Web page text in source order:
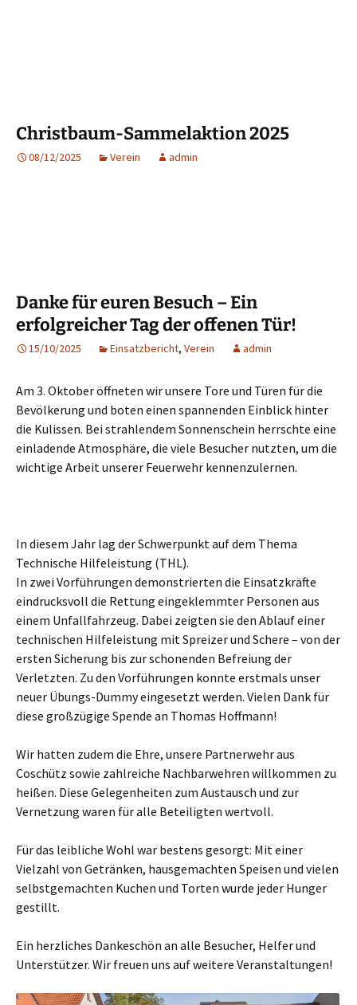
Christbaum-Sammelaktion 2025
08/12/2025 Verein admin
Danke für euren Besuch – Ein
erfolgreicher Tag der offenen Tür!
15/10/2025 Einsatzbericht, Verein admin
Am 3. Oktober öffneten wir unsere Tore und Türen für die
Bevölkerung und boten einen spannenden Einblick hinter
die Kulissen. Bei strahlendem Sonnenschein herrschte eine
einladende Atmosphäre, die viele Besucher nutzten, um die
wichtige Arbeit unserer Feuerwehr kennenzulernen.
In diesem Jahr lag der Schwerpunkt auf dem Thema
Technische Hilfeleistung (THL).
In zwei Vorführungen demonstrierten die Einsatzkräfte
eindrucksvoll die Rettung eingeklemmter Personen aus
einem Unfallfahrzeug. Dabei zeigten sie den Ablauf einer
technischen Hilfeleistung mit Spreizer und Schere – von der
ersten Sicherung bis zur schonenden Befreiung der
Verletzten. Zu den Vorführungen konnte erstmals unser
neuer Übungs-Dummy eingesetzt werden. Vielen Dank für
diese großzügige Spende an Thomas Hoffmann!
Wir hatten zudem die Ehre, unsere Partnerwehr aus
Coschütz sowie zahlreiche Nachbarwehren willkommen zu
heißen. Diese Gelegenheiten zum Austausch und zur
Vernetzung waren für alle Beteiligten wertvoll.
Für das leibliche Wohl war bestens gesorgt: Mit einer
Vielzahl von Getränken, hausgemachten Speisen und vielen
selbstgemachten Kuchen und Torten wurde jeder Hunger
gestillt.
Ein herzliches Dankeschön an alle Besucher, Helfer und
Unterstützer. Wir freuen uns auf weitere Veranstaltungen!